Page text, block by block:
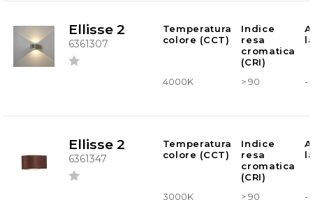
Ellisse 2
6361307
Temperatura
colore (CCT)
Indice
resa
cromatica
(CRI)
4000K > 90 -
Ellisse 2
6361347
Temperatura
colore (CCT)
Indice
resa
cromatica
(CRI)
3000K > 90 -